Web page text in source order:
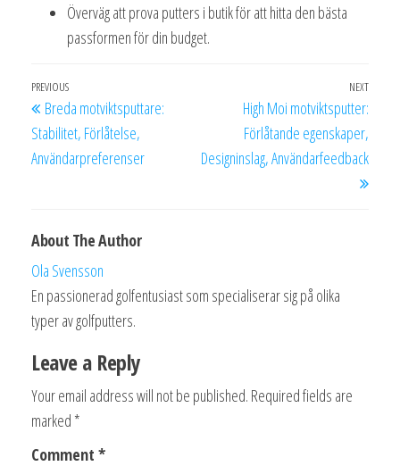
Överväg att prova putters i butik för att hitta den bästa
passformen för din budget.
Post
navigation
Previous
Post
PREVIOUS
Breda motviktsputtare:
Stabilitet, Förlåtelse,
Användarpreferenser
Next
NEXT
High Moi motviktsputter:
Förlåtande egenskaper,
Designinslag, Användarfeedback
About The Author
Ola Svensson
En passionerad golfentusiast som specialiserar sig på olika
typer av golfputters.
Leave a Reply
Your email address will not be published. Required fields are
marked *
Comment *